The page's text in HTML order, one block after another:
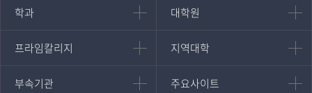
학과
인문과학대학
국어국문학과
영어영문학과
대학원
대학원
대학원
경영대학원
프라임칼리지
프라임칼리지
학사학위과정
평생교육과정
지역대학
지역대학
지역대학 포털
서울지역대학
부속기관
부속기관 주요사이트
주요사이트